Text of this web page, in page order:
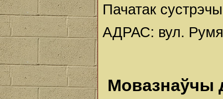
Пачатак
АДРАС: вул.
Мовазнаўчы